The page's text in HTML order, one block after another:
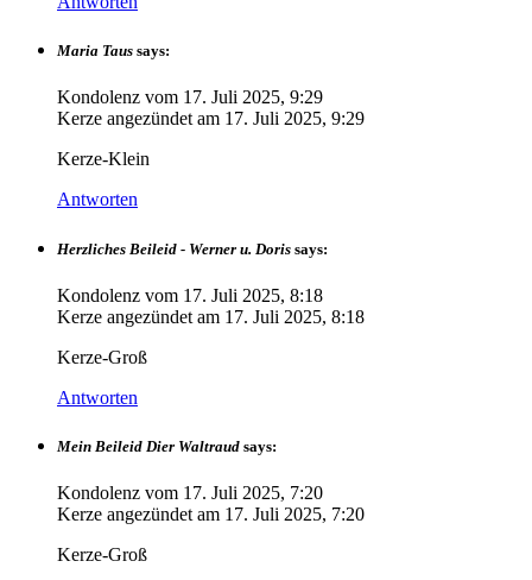
Maria Taus says:
Kondolenz vom 17. Juli 2025, 9:29
Kerze angezündet am 17. Juli 2025, 9:29
Kerze-Klein
Antworten
Herzliches Beileid - Werner u. Doris says:
Kondolenz vom 17. Juli 2025, 8:18
Kerze angezündet am 17. Juli 2025, 8:18
Kerze-Groß
Antworten
Mein Beileid Dier Waltraud says:
Kondolenz vom 17. Juli 2025, 7:20
Kerze angezündet am 17. Juli 2025, 7:20
Kerze-Groß